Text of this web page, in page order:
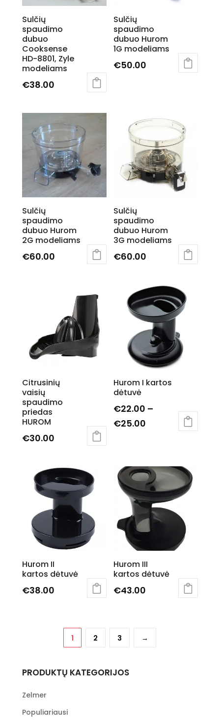
chosen
on
the
product
page
Sulčių
spaudimo
dubuo
Cooksense
HD-8801, Zyle
modeliams
€38.00
Sulčių
spaudimo
dubuo Hurom
1G modeliams
€50.00
Sulčių
spaudimo
dubuo Hurom
2G modeliams
€60.00
Sulčių
spaudimo
dubuo Hurom
3G modeliams
€60.00
Citrusinių
vaisių
spaudimo
priedas
HUROM
€30.00
Hurom I kartos
dėtuvė
€22.00 –
€25.00
through
€25.00
multiple
variants.
The
options
may
be
chosen
the
product
Hurom II
kartos dėtuvė
€38.00
Hurom III
kartos dėtuvė
€43.00
1 2 3 →
PRODUKTŲ KATEGORIJOS
Zelmer
Populiariausi